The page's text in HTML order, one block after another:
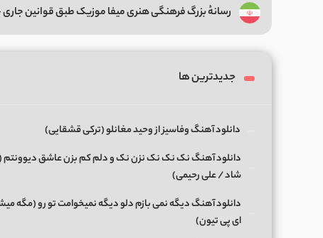
رسانهٔ بزرگ فرهنگی هنری میفا موزیک طبق قوانین
جدیدترین ها
دانلود آهنگ وفاسیز از وحید مغانلو (ترکی قشقایی)
دانلود آهنگ نک نک نک نزن نک و دلم کم بزن عاشق دیوونتم
شاد / علی رحیمی)
دانلود آهنگ دیگه نمی بازم دلو دیگه نمیخوامت تو رو (مگه
ای پی تیون)